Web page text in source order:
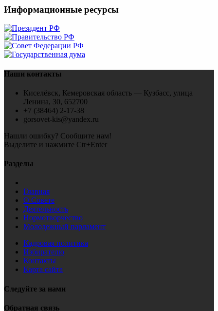
Информационные ресурсы
Наши контакты
Киселёвск, Кемеровская область — Кузбасс, улица
Ленина, 30, 652700
+7 (38464) 2-17-38
gorsovet-kis@yandex.ru
Нашли ошибку? Сообщите нам!
Выделите и нажмите Ctr+Enter
Разделы
Главная
О Совете
Деятельность
Нормотворчество
Молодежный парламент
Кадровая политика
Избирателю
Контакты
Карта сайта
Следуйте за нами
Обратная связь